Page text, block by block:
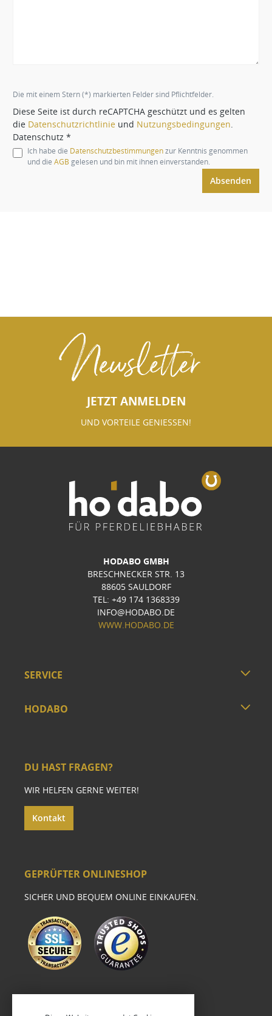
Die mit einem Stern (*) markierten Felder sind Pflichtfelder.
Diese Seite ist durch reCAPTCHA geschützt und es gelten
die Datenschutzrichtlinie und Nutzungsbedingungen
Datenschutz *
Ich habe die Datenschutzbestimmungenzur Kenntnis genommen
und die AGB gelesen und bin mit ihnen einverstanden.
Absenden
Newsletter
JETZT ANMELDEN
UND VORTEILE GENIESSEN!
HODABO GMBH
BRESCHNECKER STR. 13
88605 SAULDORF
TEL: +49 174 1368339
INFO@HODABO.DE
WWW.HODABO.DE
SERVICE
HODABO
DU HAST FRAGEN?
WIR HELFEN GERNE WEITER!
Kontakt
GEPRÜFTER ONLINESHOP
SICHER UND BEQUEM ONLINE EINKAUFEN.